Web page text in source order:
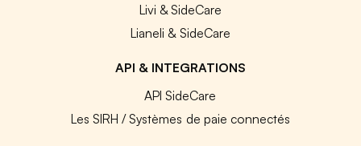
Livi & SideCare
Lianeli & SideCare
API & INTEGRATIONS
API SideCare
Les SIRH / Systèmes de paie connectés